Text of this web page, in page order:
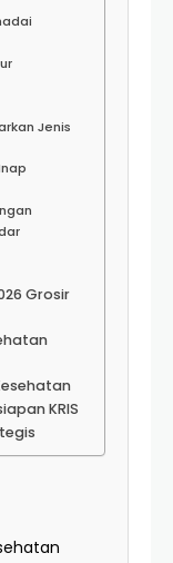
Jenis
Grosir
KRIS